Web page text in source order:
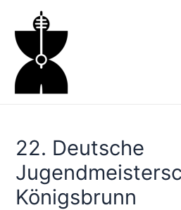
springen
22. Deutsche
Königsbrunn